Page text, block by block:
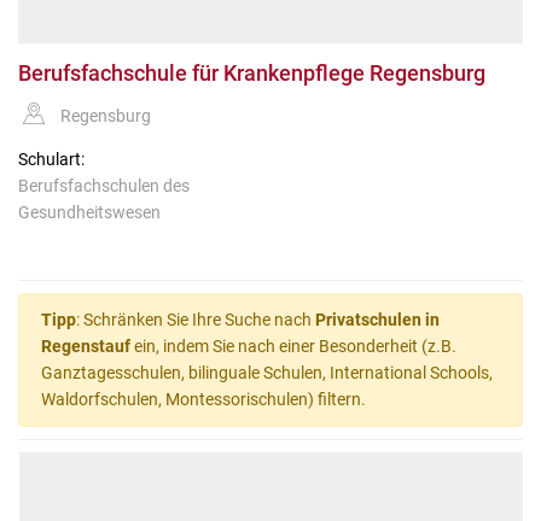
Berufsfachschule für Krankenpflege Regensburg
Regensburg
Schulart:
Berufsfachschulen des
Gesundheitswesen
Tipp: Schränken Sie Ihre Suche nach Privatschulen in
Regenstaufein, indem Sie nach einer Besonderheit (z.B.
Ganztagesschulen, bilinguale Schulen, International Schools,
Waldorfschulen, Montessorischulen) filtern.